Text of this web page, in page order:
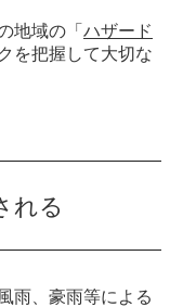
地域の「 ハザード
を把握して大切な
れる
雨、豪雨等による